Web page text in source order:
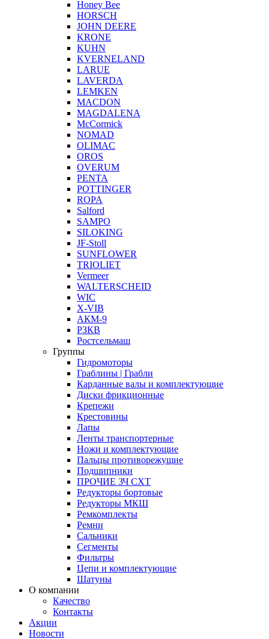
Honey Bee
HORSCH
JOHN DEERE
KRONE
KUHN
KVERNELAND
LARUE
LAVERDA
LEMKEN
MACDON
MAGDALENA
McCormick
NOMAD
OLIMAC
OROS
OVERUM
PENTA
POTTINGER
ROPA
Salford
SAMPO
SILOKING
JF-Stoll
SUNFLOWER
TRIOLIET
Vermeer
WALTERSCHEID
WIC
X-VIB
АКМ-9
РЗКВ
Ростсельмаш
Группы
Гидромоторы
Граблины | Грабли
Карданные валы и комплектующие
Диски фрикционные
Крепежи
Крестовины
Лапы
Ленты транспортерные
Ножи и комплектующие
Пальцы противорежущие
Подшипники
ПРОЧИЕ ЗЧ СХТ
Редукторы бортовые
Редукторы МКШ
Ремкомплекты
Ремни
Сальники
Сегменты
Фильтры
Цепи и комплектующие
Шатуны
О компании
Качество
Контакты
Акции
Новости